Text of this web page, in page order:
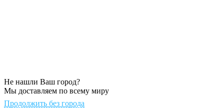
Не нашли Ваш город?
Мы доставляем по всему миру
Продолжить без города